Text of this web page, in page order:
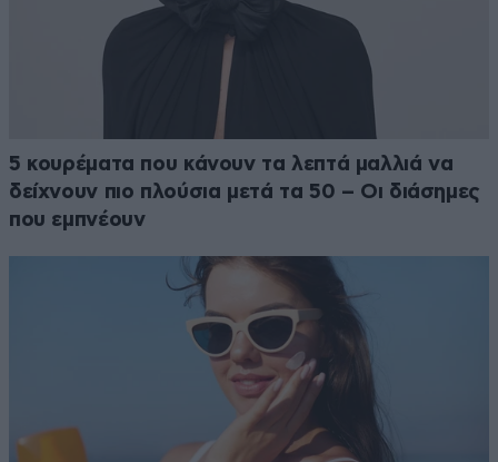
5 κουρέματα που κάνουν τα λεπτά μαλλιά να
δείχνουν πιο πλούσια μετά τα 50 – Οι διάσημες
που εμπνέουν